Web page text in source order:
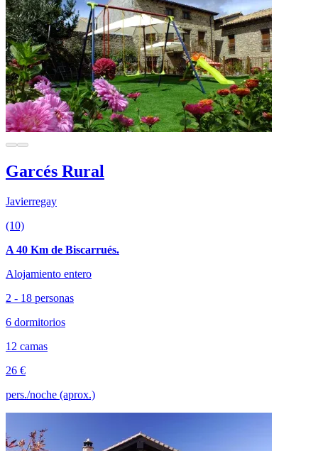
Garcés Rural
Javierregay
(10)
A 40 Km de Biscarrués.
Alojamiento entero
2 - 18 personas
6 dormitorios
12 camas
26 €
pers./noche (aprox.)